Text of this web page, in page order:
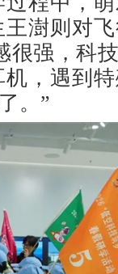
澍则对
很强，科
，遇到
。”